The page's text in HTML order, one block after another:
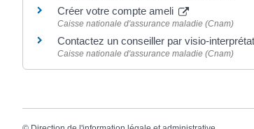
Créer votre compte ameli
Caisse nationale d'assurance maladie (Cnam)
Contactez un conseiller par visio-
Caisse nationale d'assurance maladie (Cnam)